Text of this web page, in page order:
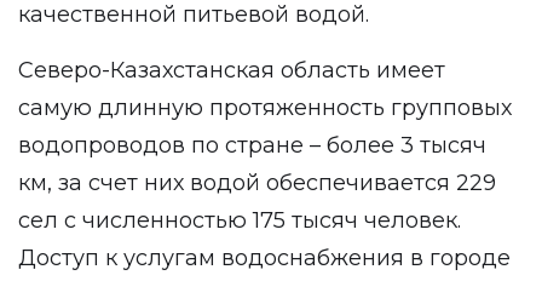
качественной питьевой водой.
Северо-Казахстанская область имеет
самую длинную протяженность групповых
водопроводов по стране – более 3 тысяч
км, за счет них водой обеспечивается 229
сел с численностью 175 тысяч человек.
Доступ к услугам водоснабжения в городе